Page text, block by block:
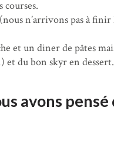
courses.
n’arrivons pas à finir
et un diner de pâtes
et du bon skyr en dessert.
avons pensé